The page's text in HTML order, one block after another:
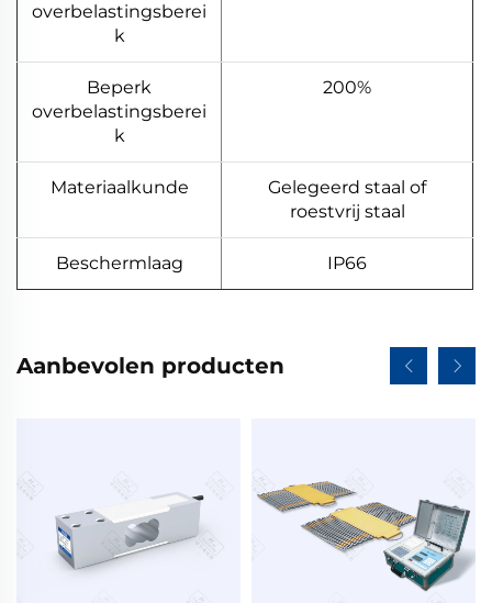
overbelastingsberei
k
Beperk
overbelastingsberei
k
200%
Materiaalkunde
Gelegeerd staal of
roestvrij staal
Beschermlaag IP66
Aanbevolen producten